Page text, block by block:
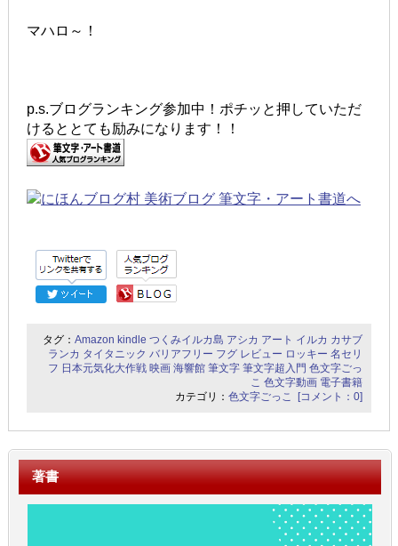
マハロ～！
p.s.ブログランキング参加中！ポチッと押していただ
けるととても励みになります！！
タグ：Amazon kindle つくみイルカ島 アシカ アート イルカ カサブ
ランカ タイタニック バリアフリー フグ レビュー ロッキー 名セリ
フ 日本元気化大作戦 映画 海響館 筆文字 筆文字超入門 色文字ごっ
こ 色文字動画 電子書籍
カテゴリ：色文字ごっこ [コメント：0]
著書